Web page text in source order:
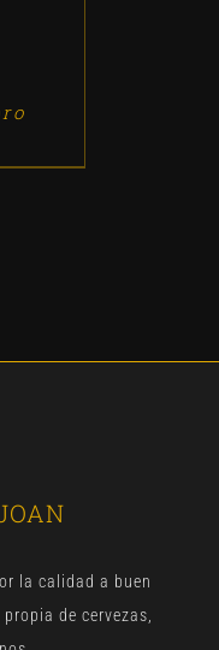
la calidad a buen
de cervezas,